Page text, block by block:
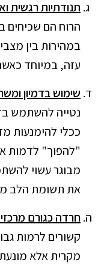
תנודתיות רגשית
הרוח הם שכיחים
במהירות בין
עזה, במיוחד
שימוש בדמיון
נטייה להשתמש
ככלי להימנעות
"להפוך" לדמות
מבוגר עשוי
את תשומת הלב
חרדה כגורם
קשורים לרמות
מקרית אלא